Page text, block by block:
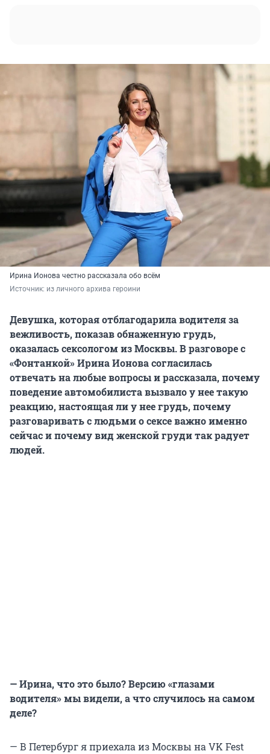
Ирина Ионова честно рассказала обо всём
Источник: из личного архива героини
Девушка, которая отблагодарила водителя за
вежливость, показав обнаженную грудь,
оказалась сексологом из Москвы. В разговоре с
«Фонтанкой» Ирина Ионова согласилась
отвечать на любые вопросы и рассказала, почему
поведение автомобилиста вызвало у нее такую
реакцию, настоящая ли у нее грудь, почему
разговаривать с людьми о сексе важно именно
сейчас и почему вид женской груди так радует
людей.
— Ирина, что это было? Версию «глазами
водителя» мы видели, а что случилось на самом
деле?
— В Петербург я приехала из Москвы на VK Fest